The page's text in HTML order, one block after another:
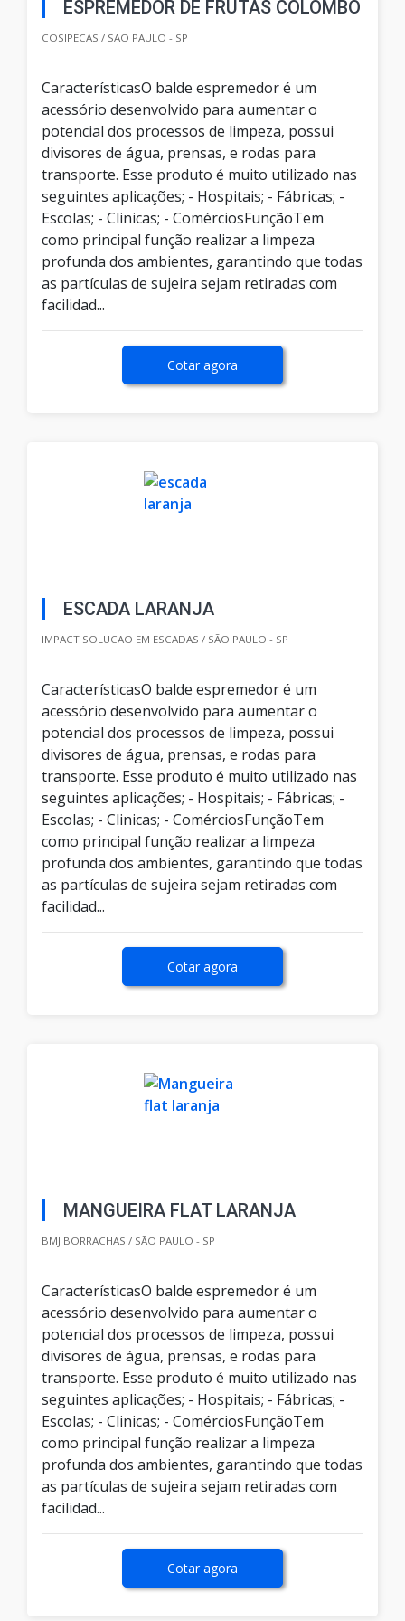
ESPREMEDOR DE FRUTAS COLOMBO
COSIPECAS / SÃO PAULO - SP
CaracterísticasO balde espremedor é um
acessório desenvolvido para aumentar o
potencial dos processos de limpeza, possui
divisores de água, prensas, e rodas para
transporte. Esse produto é muito utilizado nas
seguintes aplicações; - Hospitais; - Fábricas; -
Escolas; - Clinicas; - ComérciosFunçãoTem
como principal função realizar a limpeza
profunda dos ambientes, garantindo que todas
as partículas de sujeira sejam retiradas com
facilidad...
Cotar agora
ESCADA LARANJA
IMPACT SOLUCAO EM ESCADAS / SÃO PAULO - SP
CaracterísticasO balde espremedor é um
acessório desenvolvido para aumentar o
potencial dos processos de limpeza, possui
divisores de água, prensas, e rodas para
transporte. Esse produto é muito utilizado nas
seguintes aplicações; - Hospitais; - Fábricas; -
Escolas; - Clinicas; - ComérciosFunçãoTem
como principal função realizar a limpeza
profunda dos ambientes, garantindo que todas
as partículas de sujeira sejam retiradas com
facilidad...
Cotar agora
MANGUEIRA FLAT LARANJA
BMJ BORRACHAS / SÃO PAULO - SP
CaracterísticasO balde espremedor é um
acessório desenvolvido para aumentar o
potencial dos processos de limpeza, possui
divisores de água, prensas, e rodas para
transporte. Esse produto é muito utilizado nas
seguintes aplicações; - Hospitais; - Fábricas; -
Escolas; - Clinicas; - ComérciosFunçãoTem
como principal função realizar a limpeza
profunda dos ambientes, garantindo que todas
as partículas de sujeira sejam retiradas com
facilidad...
Cotar agora